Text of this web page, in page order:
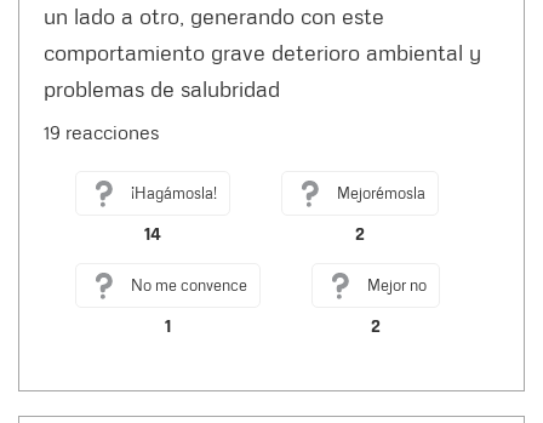
un lado a otro, generando con este
comportamiento grave deterioro ambiental y
problemas de salubridad
19 reacciones
¡Hagámosla!
14
Mejorémosla
2
No me convence
1
Mejor no
2